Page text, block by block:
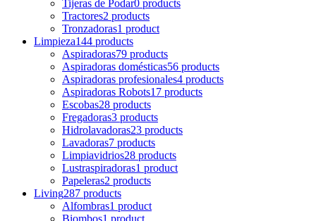
Tijeras de Podar0 products
Tractores2 products
Tronzadoras1 product
Limpieza144 products
Aspiradoras79 products
Aspiradoras domésticas56 products
Aspiradoras profesionales4 products
Aspiradoras Robots17 products
Escobas28 products
Fregadoras3 products
Hidrolavadoras23 products
Lavadoras7 products
Limpiavidrios28 products
Lustraspiradoras1 product
Papeleras2 products
Living287 products
Alfombras1 product
Biombos1 product